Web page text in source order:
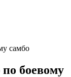
самбо
боевому